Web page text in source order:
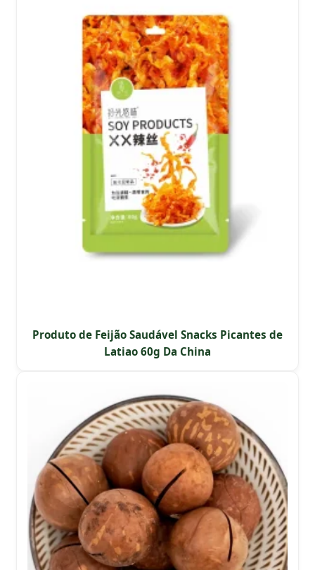
Produto de Feijão Saudável Snacks Picantes de
Latiao 60g Da China